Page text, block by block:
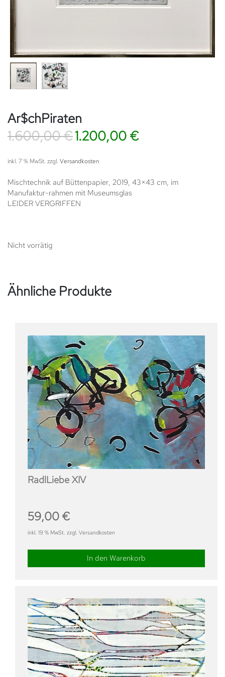
Ar$chPiraten
1.600,00€ Ursprünglicher
Preis
1.200,00 €Aktueller
inkl. 7 % MwSt. zzgl. Versandkosten
Mischtechnik auf Büttenpapier, 2019, 43×43 cm, im
Manufaktur-rahmen mit Museumsglas
LEIDER VERGRIFFEN
Nicht vorrätig
Ähnliche Produkte
RadlLiebe XIV
59,00 €
inkl. 19 % MwSt. zzgl. Versandkosten
In den Warenkorb